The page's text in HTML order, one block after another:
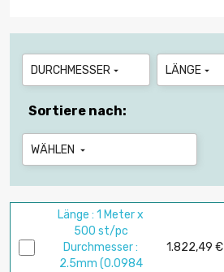
DURCHMESSER  LÄNGE 
Sortiere nach:
WÄHLEN 
Länge : 1 Meter x
500 st/pc
Durchmesser :
2.5mm (0.0984
1.822,49 €